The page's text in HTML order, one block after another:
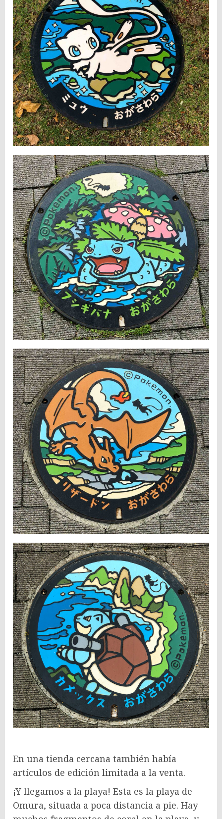
En una tienda cercana también había
artículos de edición limitada a la venta.
¡Y llegamos a la playa! Esta es la playa de
Omura, situada a poca distancia a pie. Hay